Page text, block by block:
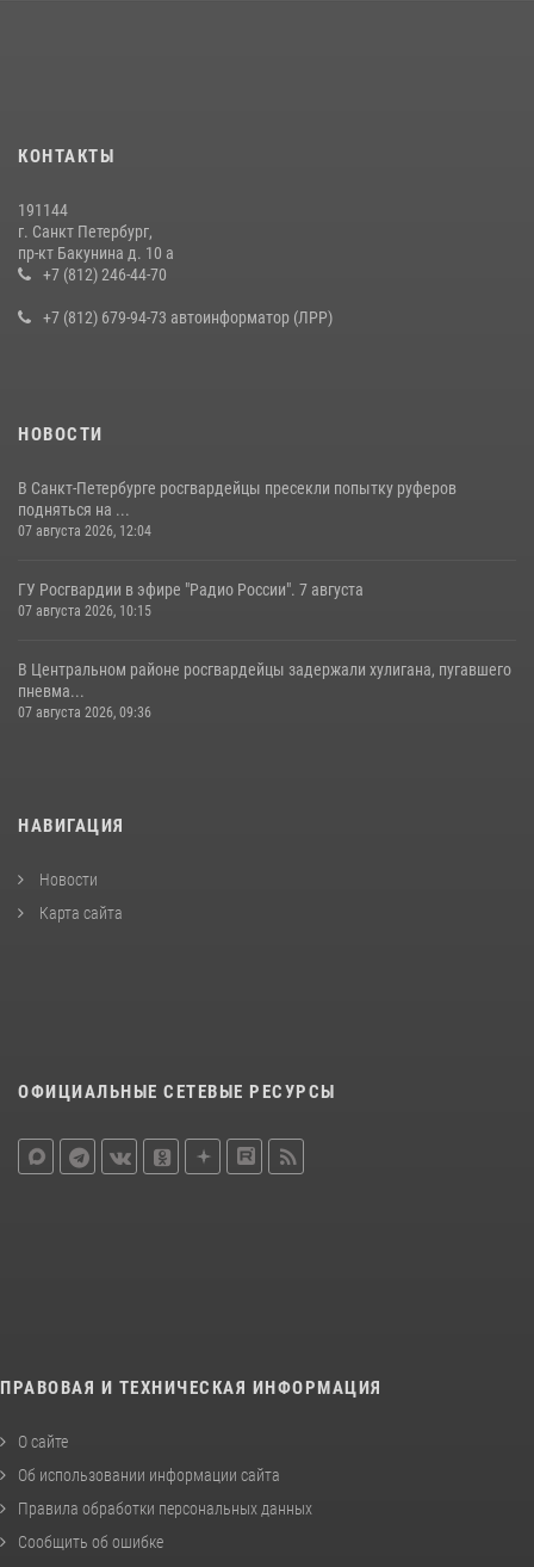
КОНТАКТЫ
191144
г. Санкт Петербург,
пр-кт Бакунина д. 10 а
+7 (812) 246-44-70
+7 (812) 679-94-73 автоинформатор (ЛРР)
НОВОСТИ
В Санкт-Петербурге росгвардейцы пресекли попытку руферов
подняться на ...
07 августа 2026, 12:04
ГУ Росгвардии в эфире "Радио России". 7 августа
07 августа 2026, 10:15
В Центральном районе росгвардейцы задержали хулигана, пугавшего
пневма...
07 августа 2026, 09:36
НАВИГАЦИЯ
Новости
Карта сайта
ОФИЦИАЛЬНЫЕ СЕТЕВЫЕ РЕСУРСЫ
ПРАВОВАЯ И ТЕХНИЧЕСКАЯ ИНФОРМАЦИЯ
О сайте
Об использовании информации сайта
Правила обработки персональных данных
Сообщить об ошибке